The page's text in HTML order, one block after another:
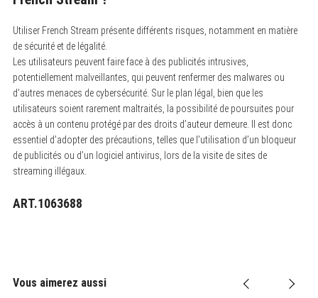
Utiliser French Stream présente différents risques, notamment en matière
de sécurité et de légalité.
Les utilisateurs peuvent faire face à des publicités intrusives,
potentiellement malveillantes, qui peuvent renfermer des malwares ou
d’autres menaces de cybersécurité. Sur le plan légal, bien que les
utilisateurs soient rarement maltraités, la possibilité de poursuites pour
accès à un contenu protégé par des droits d’auteur demeure. Il est donc
essentiel d’adopter des précautions, telles que l’utilisation d’un bloqueur
de publicités ou d’un logiciel antivirus, lors de la visite de sites de
streaming illégaux.
ART.1063688
Vous aimerez aussi